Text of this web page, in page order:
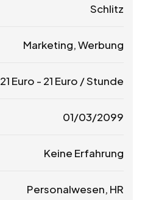
Schlitz
Marketing, Werbung
21 Euro - 21 Euro / Stunde
01/03/2099
Keine Erfahrung
Personalwesen, HR